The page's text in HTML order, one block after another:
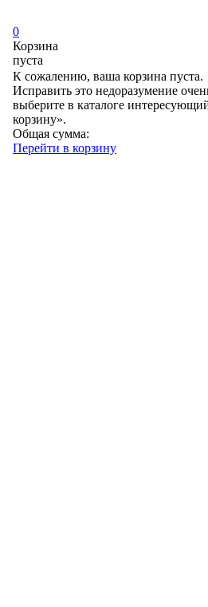
0
Корзина
пуста
К сожалению, ваша корзина пуста.
Исправить это недоразумение
выберите в каталоге
корзину».
Общая сумма:
Перейти в корзину